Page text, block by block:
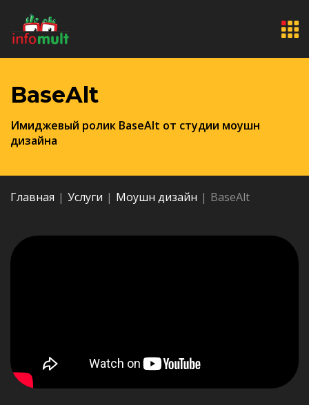
BaseAlt
Имиджевый ролик BaseAlt от студии моушн
дизайна
Главная | Услуги | Моушн дизайн | BaseAlt